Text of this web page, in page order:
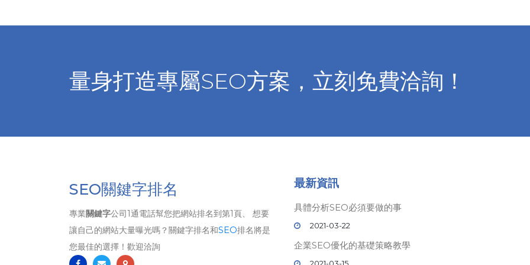
量身打造專屬SEO方案，立刻免費洽詢！
SEO關鍵字排名
專業關鍵字公司1通電話幫您把網站排名到第1頁、 想要
讓自己的網站大量曝光嗎？關鍵字排名和SEO排名將是
您最佳的選擇！歡迎洽詢
最新資訊
具體分析SEO必須要做的事
2021-03-22
企業SEO優化的基礎策略教學